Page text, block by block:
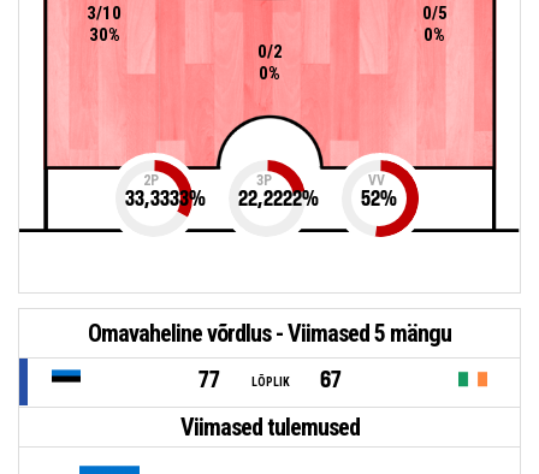
0/2
0%
3/10
30%
0/5
0%
2P
33,3333%
3P
22,2222%
VV
52%
Omavaheline võrdlus - Viimased 5 mängu
77 LÕPLIK 67
Viimased tulemused